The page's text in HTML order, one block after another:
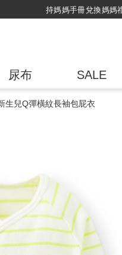
尿布 SALE
生兒Q彈橫紋長袖包屁衣